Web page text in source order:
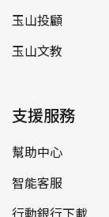
玉山投顧
玉山文教
支援服務
幫助中心
智能客服
行動銀行下載